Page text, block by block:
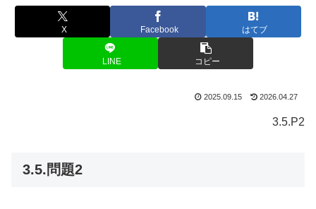
X Facebook はてブ
LINE コピー
2025.09.15 2026.04.27
3.5.P2
3.5.問題2